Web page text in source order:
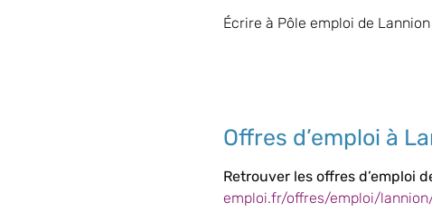
Écrire à Pôle emploi de Lannion
Offres d’emploi à
Retrouver les offres d’emploi
emploi.fr/offres/emploi/